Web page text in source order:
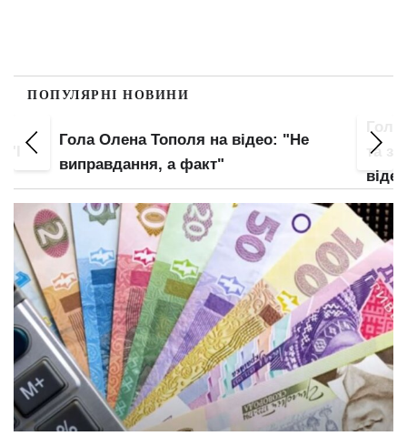
ПОПУЛЯРНІ НОВИНИ
та зону бікіні крупним планом: злив
відео – початок